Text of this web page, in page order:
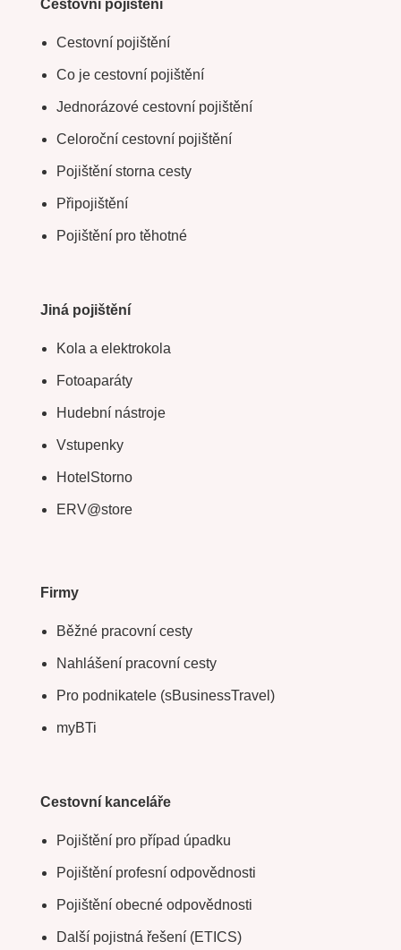
Cestovní pojištění
Cestovní pojištění
Co je cestovní pojištění
Jednorázové cestovní pojištění
Celoroční cestovní pojištění
Pojištění storna cesty
Připojištění
Pojištění pro těhotné
Jiná pojištění
Kola a elektrokola
Fotoaparáty
Hudební nástroje
Vstupenky
HotelStorno
ERV@store
Firmy
Běžné pracovní cesty
Nahlášení pracovní cesty
Pro podnikatele (sBusinessTravel)
myBTi
Cestovní kanceláře
Pojištění pro případ úpadku
Pojištění profesní odpovědnosti
Pojištění obecné odpovědnosti
Další pojistná řešení (ETICS)